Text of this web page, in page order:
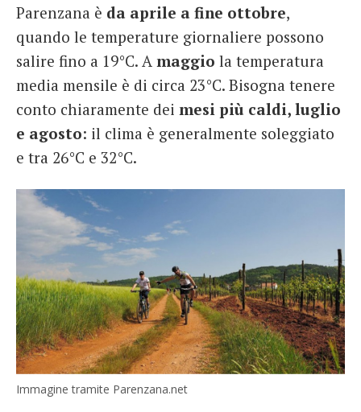
Parenzana è da aprile a fine ottobre,
quando le temperature giornaliere possono
salire fino a 19°C. A maggio la temperatura
media mensile è di circa 23°C. Bisogna tenere
conto chiaramente dei mesi più caldi, luglio
e agosto: il clima è generalmente soleggiato
e tra 26°C e 32°C.
Immagine tramite Parenzana.net